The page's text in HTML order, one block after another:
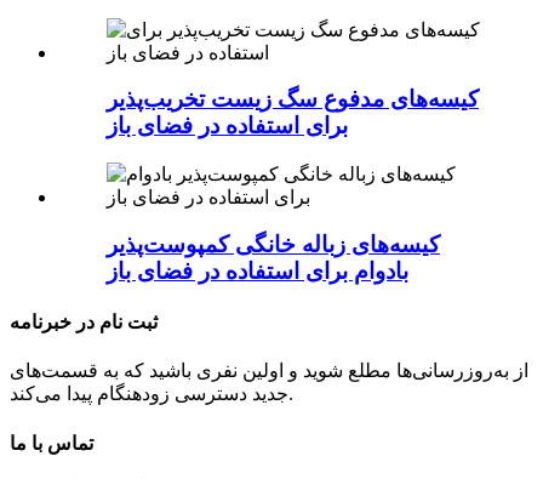
کیسه‌های مدفوع سگ زیست تخریب‌پذیر
برای استفاده در فضای باز
کیسه‌های زباله خانگی کمپوست‌پذیر
بادوام برای استفاده در فضای باز
ثبت نام در خبرنامه
از به‌روزرسانی‌ها مطلع شوید و اولین نفری باشید که به قسمت‌های
جدید دسترسی زودهنگام پیدا می‌کند.
تماس با ما